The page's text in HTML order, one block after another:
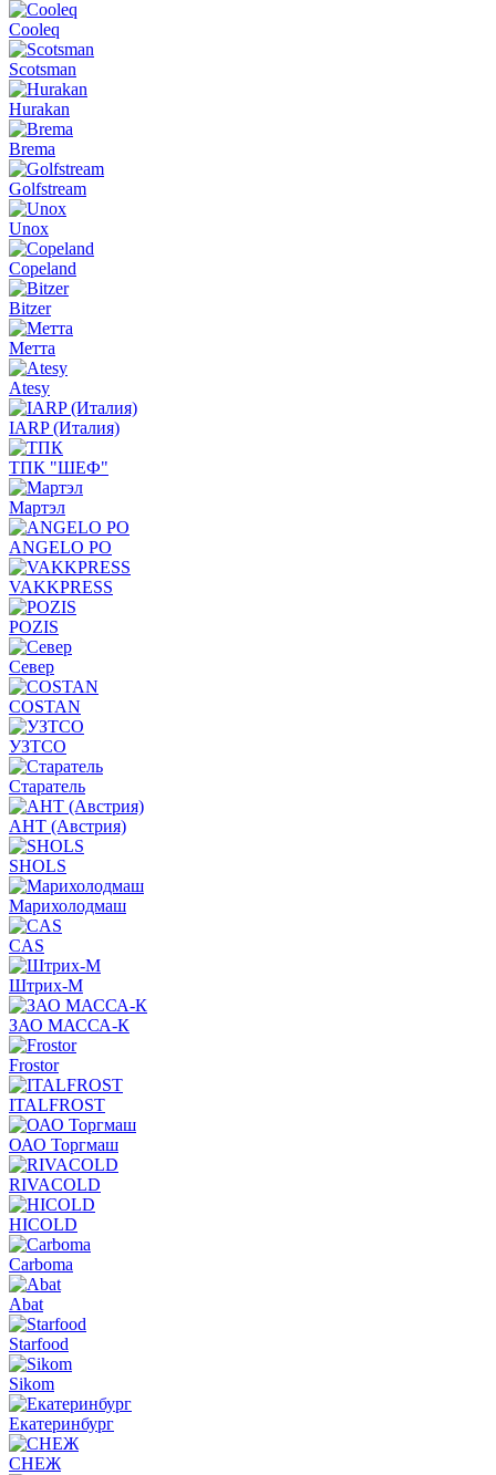
Cooleq
Scotsman
Hurakan
Brema
Golfstream
Unox
Copeland
Bitzer
Метта
Atesy
IARP (Италия)
ТПК "ШЕФ"
Мартэл
ANGELO PO
VAKKPRESS
POZIS
Север
COSTAN
УЗТСО
Старатель
АНТ (Австрия)
SHOLS
Марихолодмаш
CAS
Штрих-М
ЗАО МАССА-К
Frostor
ITALFROST
ОАО Торгмаш
RIVACOLD
HICOLD
Carboma
Abat
Starfood
Sikom
Екатеринбург
СНЕЖ